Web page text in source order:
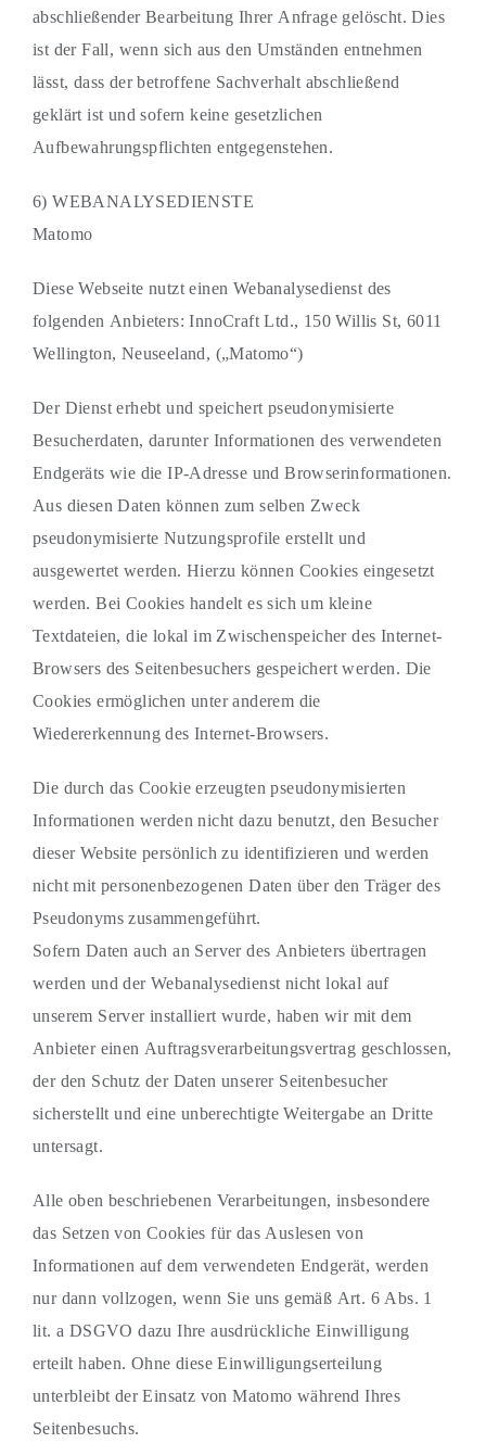
abschließender Bearbeitung Ihrer Anfrage gelöscht. Dies
ist der Fall, wenn sich aus den Umständen entnehmen
lässt, dass der betroffene Sachverhalt abschließend
geklärt ist und sofern keine gesetzlichen
Aufbewahrungspflichten entgegenstehen.
6) WEBANALYSEDIENSTE
Matomo
Diese Webseite nutzt einen Webanalysedienst des
folgenden Anbieters: InnoCraft Ltd., 150 Willis St, 6011
Wellington, Neuseeland, („Matomo“)
Der Dienst erhebt und speichert pseudonymisierte
Besucherdaten, darunter Informationen des verwendeten
Endgeräts wie die IP-Adresse und Browserinformationen.
Aus diesen Daten können zum selben Zweck
pseudonymisierte Nutzungsprofile erstellt und
ausgewertet werden. Hierzu können Cookies eingesetzt
werden. Bei Cookies handelt es sich um kleine
Textdateien, die lokal im Zwischenspeicher des Internet-
Browsers des Seitenbesuchers gespeichert werden. Die
Cookies ermöglichen unter anderem die
Wiedererkennung des Internet-Browsers.
Die durch das Cookie erzeugten pseudonymisierten
Informationen werden nicht dazu benutzt, den Besucher
dieser Website persönlich zu identifizieren und werden
nicht mit personenbezogenen Daten über den Träger des
Pseudonyms zusammengeführt.
Sofern Daten auch an Server des Anbieters übertragen
werden und der Webanalysedienst nicht lokal auf
unserem Server installiert wurde, haben wir mit dem
Anbieter einen Auftragsverarbeitungsvertrag geschlossen,
der den Schutz der Daten unserer Seitenbesucher
sicherstellt und eine unberechtigte Weitergabe an Dritte
untersagt.
Alle oben beschriebenen Verarbeitungen, insbesondere
das Setzen von Cookies für das Auslesen von
Informationen auf dem verwendeten Endgerät, werden
nur dann vollzogen, wenn Sie uns gemäß Art. 6 Abs. 1
lit. a DSGVO dazu Ihre ausdrückliche Einwilligung
erteilt haben. Ohne diese Einwilligungserteilung
unterbleibt der Einsatz von Matomo während Ihres
Seitenbesuchs.